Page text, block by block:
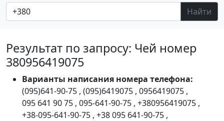
Найти
Результат по запросу: Чей номер
380956419075
Варианты написания номера телефона:
(095)641-90-75 , (095)6419075 , 0956419075 ,
095 641 90 75 , 095-641-90-75 , +380956419075 ,
+38-095-641-90-75 , +38 095 641-90-75 ,